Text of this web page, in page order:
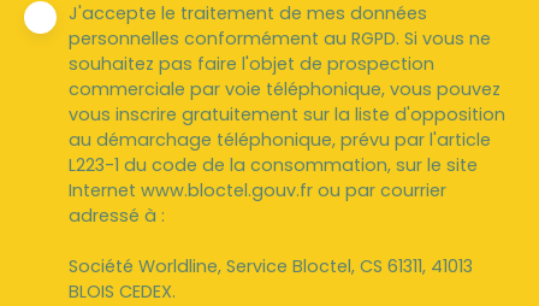
J'accepte le traitement de mes données
personnelles conformément au RGPD. Si vous ne
souhaitez pas faire l'objet de prospection
commerciale par voie téléphonique, vous pouvez
vous inscrire gratuitement sur la liste d'opposition
au démarchage téléphonique, prévu par l'article
L223-1 du code de la consommation, sur le site
Internet www.bloctel.gouv.fr ou par courrier
adressé à :
Société Worldline, Service Bloctel, CS 61311, 41013
BLOIS CEDEX.